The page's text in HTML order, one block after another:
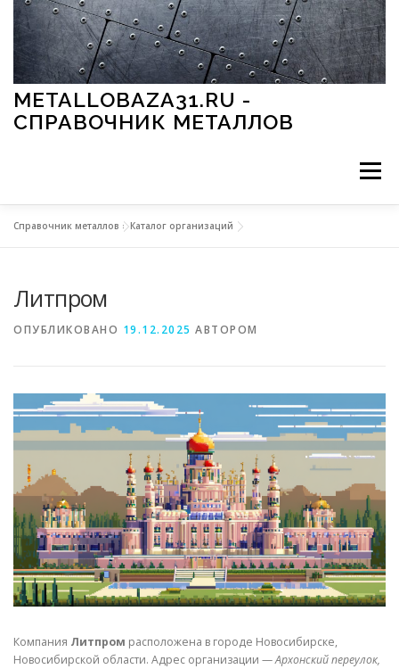
Перейти к содержимому
METALLOBAZA31.RU -
СПРАВОЧНИК МЕТАЛЛОВ
Меню
МЕТАЛЛЫ И ОКРУЖАЮЩАЯ СРЕДА
СВОЙСТВА МЕТАЛЛОВ СОРТА МЕТАЛЛОВ
СТАТЬИ
Справочник металлов »Каталог организаций
Литпром
ОПУБЛИКОВАНО 19.12.2025 АВТОРОМ
Компания Литпром расположена в городе Новосибирске,
Новосибирской области. Адрес организации —Архонский переулок,